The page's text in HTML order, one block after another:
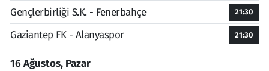
Gençlerbirliği S.K. - Fenerbahçe 21:30
Gaziantep FK - Alanyaspor 21:30
16 Ağustos, Pazar